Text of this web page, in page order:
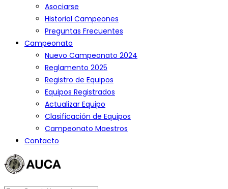
Asociarse
Historial Campeones
Preguntas Frecuentes
Campeonato
Nuevo Campeonato 2024
Reglamento 2025
Registro de Equipos
Equipos Registrados
Actualizar Equipo
Clasificación de Equipos
Campeonato Maestros
Contacto